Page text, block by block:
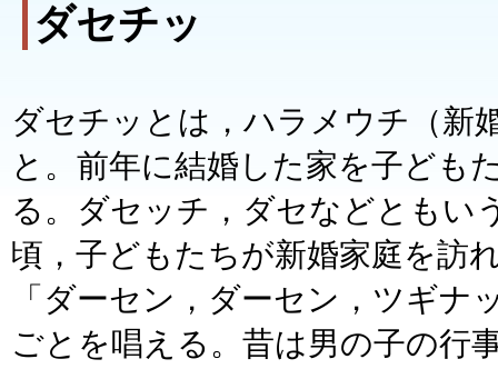
ダセチッ
ダセチッとは，ハラメウチ（新
と。前年に結婚した家を子ども
る。ダセッチ，ダセなどともい
頃，子どもたちが新婚家庭を訪
「ダーセン，ダーセン，ツギ
ごとを唱える。昔は男の子の行